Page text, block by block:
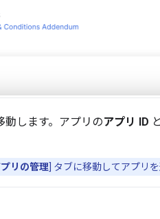
します。アプリのアプリ ID と
リの管理] タブに移動してアプリを